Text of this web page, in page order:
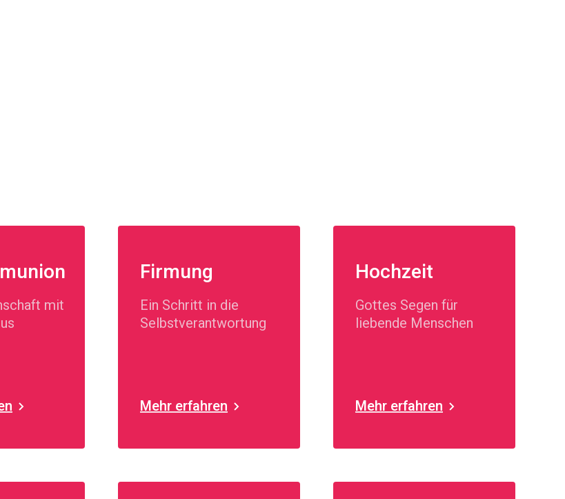
mit
Firmung
Ein Schritt in die
Selbstverantwortung
Mehr erfahren
Hochzeit
Gottes Segen für
liebende Menschen
Mehr erfahren